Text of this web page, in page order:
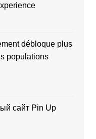
débloque plus
populations
сайт Pin Up